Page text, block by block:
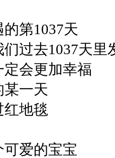
第1037天
过去1037天里
会更加幸福
某一天
红地毯
爱的宝宝